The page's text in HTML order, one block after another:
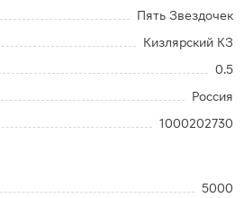
Пять Звездочек
Кизлярский КЗ
0.5
Россия
1000202730
5000